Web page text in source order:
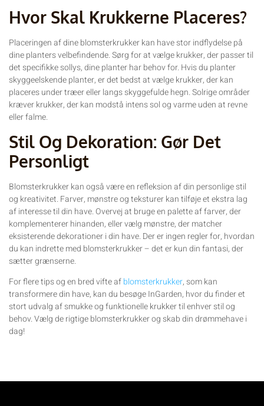
Hvor Skal Krukkerne Placeres?
Placeringen af dine blomsterkrukker kan have stor indflydelse på
dine planters velbefindende. Sørg for at vælge krukker, der passer til
det specifikke sollys, dine planter har behov for. Hvis du planter
skyggeelskende planter, er det bedst at vælge krukker, der kan
placeres under træer eller langs skyggefulde hegn. Solrige områder
kræver krukker, der kan modstå intens sol og varme uden at revne
eller falme.
Stil Og Dekoration: Gør Det
Personligt
Blomsterkrukker kan også være en refleksion af din personlige stil
og kreativitet. Farver, mønstre og teksturer kan tilføje et ekstra lag
af interesse til din have. Overvej at bruge en palette af farver, der
komplementerer hinanden, eller vælg mønstre, der matcher
eksisterende dekorationer i din have. Der er ingen regler for, hvordan
du kan indrette med blomsterkrukker – det er kun din fantasi, der
sætter grænserne.
For flere tips og en bred vifte afblomsterkrukker, som kan
transformere din have, kan du besøge InGarden, hvor du finder et
stort udvalg af smukke og funktionelle krukker til enhver stil og
behov. Vælg de rigtige blomsterkrukker og skab din drømmehave i
dag!